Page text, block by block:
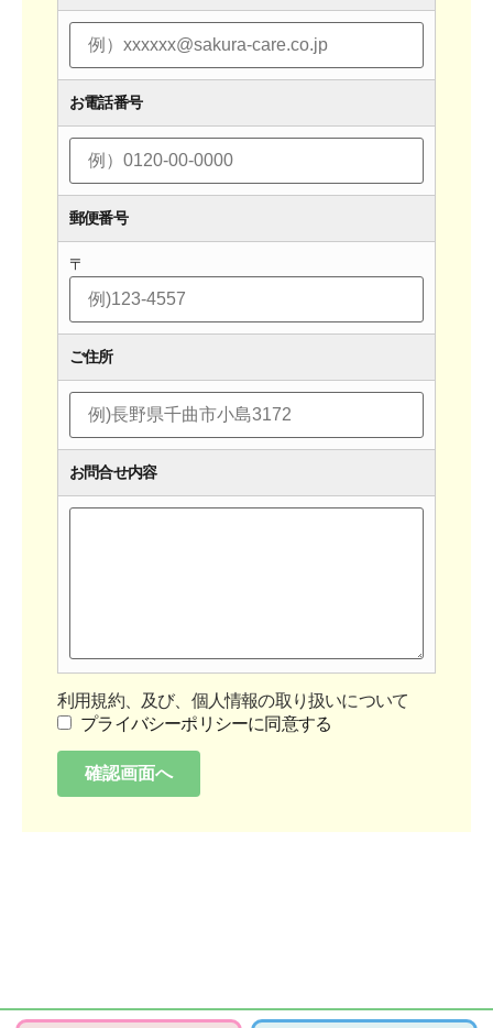
お電話番号
郵便番号
〒
ご住所
お問合せ内容
利用規約、及び、個人情報の取り扱いについて
プライバシーポリシーに同意する